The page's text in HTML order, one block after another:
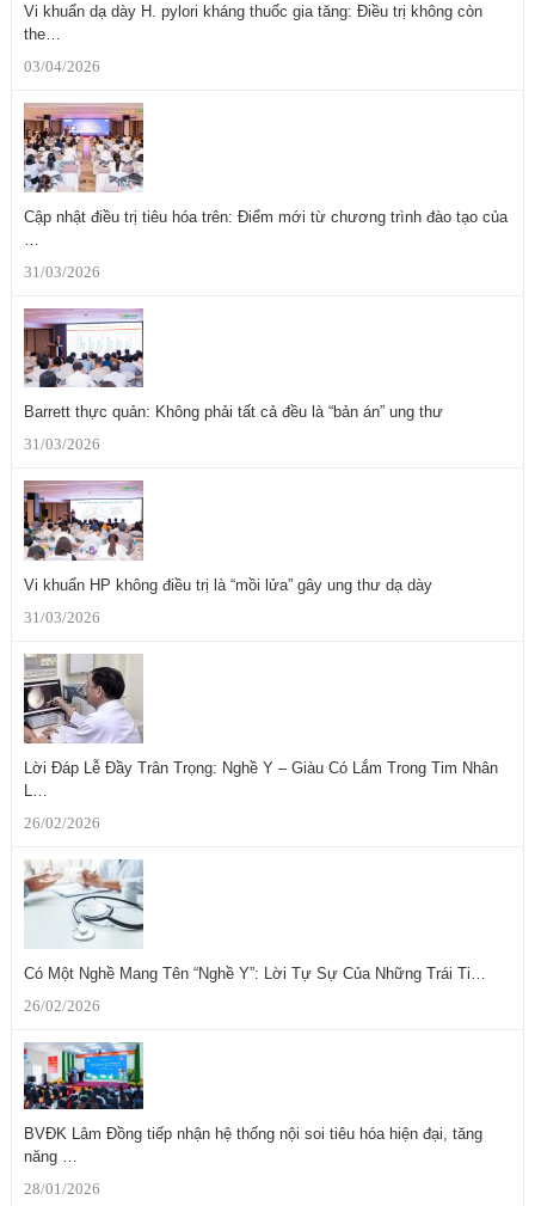
Vi khuẩn dạ dày H. pylori kháng thuốc gia tăng: Điều trị không còn
the…
03/04/2026
Cập nhật điều trị tiêu hóa trên: Điểm mới từ chương trình đào tạo của
31/03/2026
Barrett thực quản: Không phải tất cả đều là “bản án” ung thư
31/03/2026
Vi khuẩn HP không điều trị là “mồi lửa” gây ung thư dạ dày
31/03/2026
Lời Đáp Lễ Đầy Trân Trọng: Nghề Y – Giàu Có Lắm Trong Tim Nhân
26/02/2026
Có Một Nghề Mang Tên “Nghề Y”: Lời Tự Sự Của Những Trái Ti…
26/02/2026
BVĐK Lâm Đồng tiếp nhận hệ thống nội soi tiêu hóa hiện đại, tăng
năng …
28/01/2026